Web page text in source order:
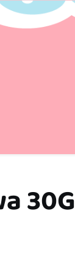
30G